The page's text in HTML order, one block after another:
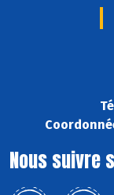
Nous suivre